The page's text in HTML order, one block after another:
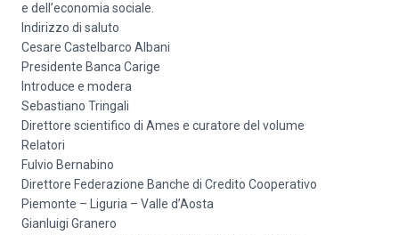
e dell’economia sociale.
Indirizzo di saluto
Cesare Castelbarco Albani
Presidente Banca Carige
Introduce e modera
Sebastiano Tringali
Direttore scientifico di Ames e curatore del volume
Relatori
Fulvio Bernabino
Direttore Federazione Banche di Credito Cooperativo
Piemonte – Liguria – Valle d’Aosta
Gianluigi Granero